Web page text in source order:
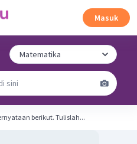
Masuk
berikut. Tulislah...